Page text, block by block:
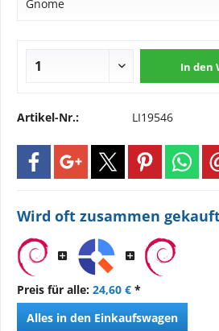
In den
Artikel-Nr.: LI19546
Wird oft zusammen
Preis für alle: 24,60 € *
Alles in den Einkaufswagen